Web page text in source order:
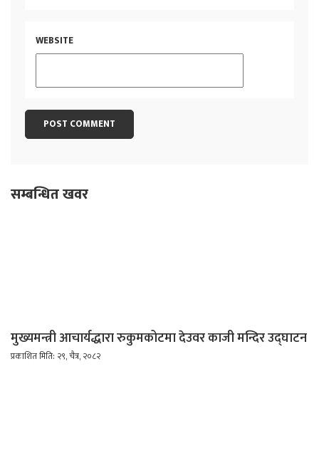
WEBSITE
सम्बन्धित खवर
मुख्यमन्त्री आचार्यद्धारा रुकुमकोटमा देउवर काजी मन्दिर उद्घाटन
प्रकाशित मिति: २९, चैत्र, २०८२